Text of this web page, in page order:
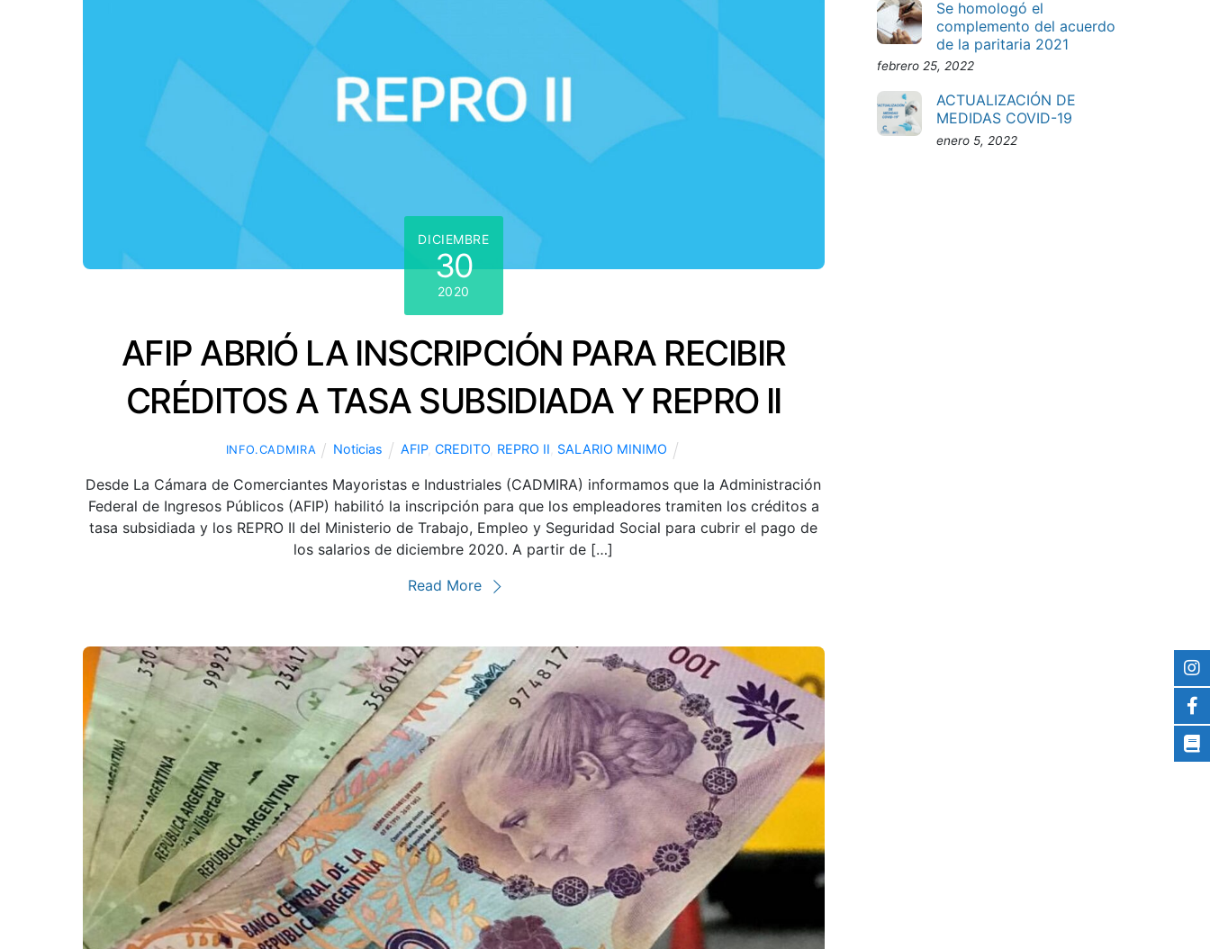
DICIEMBRE
30
2020
AFIP ABRIÓ LA INSCRIPCIÓN PARA RECIBIR
CRÉDITOS A TASA SUBSIDIADA Y REPRO II
INFO.CADMIRA Noticias AFIP, CREDITO, REPRO II SALARIO MINIMO
Desde La Cámara de Comerciantes Mayoristas e Industriales (CADMIRA) informamos que la Administración
Federal de Ingresos Públicos (AFIP) habilitó la inscripción para que los empleadores tramiten los créditos a
tasa subsidiada y los REPRO II del Ministerio de Trabajo, Empleo y Seguridad Social para cubrir el pago de
los salarios de diciembre 2020. A partir de […]
Read More
Se homologó el
complemento del acuerdo
de la paritaria 2021
febrero 25, 2022
ACTUALIZACIÓN DE
MEDIDAS COVID-19
enero 5, 2022